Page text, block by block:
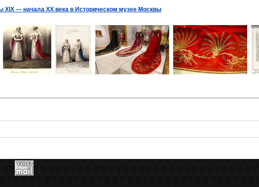
— начала XX века в Историческом музее Москвы